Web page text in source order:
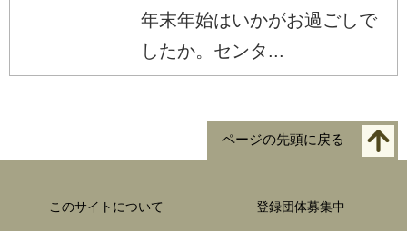
年末年始はいかがお過ごしで
したか。センタ...
ページの先頭に戻る
このサイトについて 登録団体募集中